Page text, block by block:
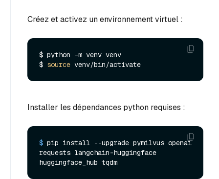
Créez et activez un environnement virtuel :
$ python -m venv venv
$ source
Installer les dépendances python requises :
$ pip install --upgrade pymilvus openai
requests langchain-huggingface
huggingface_hub tqdm